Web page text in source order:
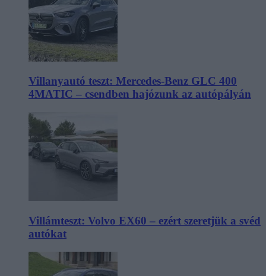
Villanyautó teszt: Mercedes-Benz GLC 400
4MATIC – csendben hajózunk az autópályán
Villámteszt: Volvo EX60 – ezért szeretjük a svéd
autókat